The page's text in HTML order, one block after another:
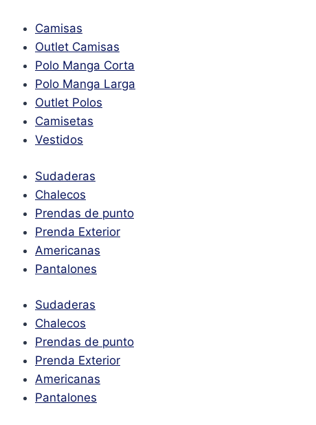
Camisas
Outlet Camisas
Polo Manga Corta
Polo Manga Larga
Outlet Polos
Camisetas
Vestidos
Sudaderas
Chalecos
Prendas de punto
Prenda Exterior
Americanas
Pantalones
Sudaderas
Chalecos
Prendas de punto
Prenda Exterior
Americanas
Pantalones